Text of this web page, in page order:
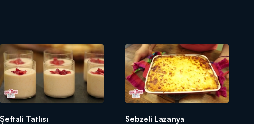
Şeftali Tatlısı Sebzeli Lazanya